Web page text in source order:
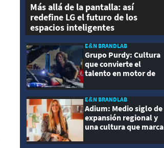
Más allá de la pantalla: así
redefine LG el futuro de los
espacios inteligentes
E&N BRANDLAB
Grupo Purdy: Cultura
que convierte el
talento en motor de
E&N BRANDLAB
Adium: Medio siglo de
expansión regional y
una cultura que marca